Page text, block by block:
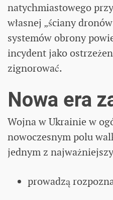
natychmiastowego
własnej „ściany
systemów obrony
incydent jako
zignorować.
Nowa era
Wojna w Ukrainie w
nowoczesnym polu
jednym z
prowadzą